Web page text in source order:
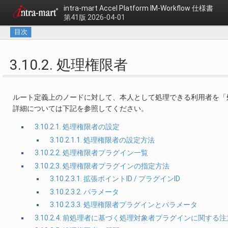
intra-mart Accel Platform IM-Workflow 仕様書
第41版 2026-04-01
目次
3.10.2. 処理権限者
ルート定義上のノードに対して、本人として処理できる利用者を
詳細については下記を参照してください。
3.10.2.1. 処理権限者の設定
3.10.2.1.1. 処理権限者の設定方法
3.10.2.2. 処理権限者プラグイン一覧
3.10.2.3. 処理権限者プラグインの指定方法
3.10.2.3.1. 拡張ポイントID / プラグインID
3.10.2.3.2. パラメータ
3.10.2.3.3. 処理権限者プラグインとパラメータ
3.10.2.4. 前処理者に基づく処理対象者プラグインに関する